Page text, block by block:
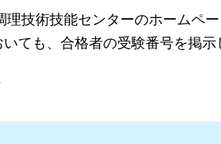
技術技能センターのホームペー
ても、合格者の受験番号を掲示